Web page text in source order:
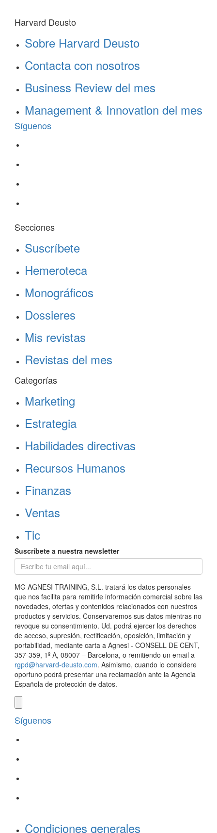
Harvard Deusto
Sobre Harvard Deusto
Contacta con nosotros
Business Review del mes
Management & Innovation del mes
Síguenos
Secciones
Suscríbete
Hemeroteca
Monográficos
Dossieres
Mis revistas
Revistas del mes
Categorías
Marketing
Estrategia
Habilidades directivas
Recursos Humanos
Finanzas
Ventas
Tic
Suscríbete a nuestra newsletter
MG AGNESI TRAINING, S.L. tratará los datos personales
que nos facilita para remitirle información comercial sobre las
novedades, ofertas y contenidos relacionados con nuestros
productos y servicios. Conservaremos sus datos mientras no
revoque su consentimiento. Ud. podrá ejercer los derechos
de acceso, supresión, rectificación, oposición, limitación y
portabilidad, mediante carta a Agnesi - CONSELL DE CENT,
357-359, 1º A, 08007 – Barcelona, o remitiendo un email a
rgpd@harvard-deusto.com. Asimismo, cuando lo considere
oportuno podrá presentar una reclamación ante la Agencia
Española de protección de datos.
Síguenos
Condiciones generales